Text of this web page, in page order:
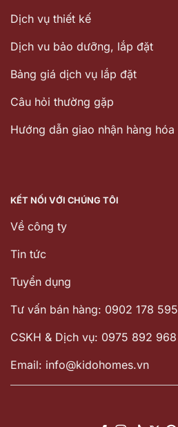
Dịch vụ thiết kế
Dịch vu bảo dưỡng, lắp đặt
Bảng giá dịch vụ lắp đặt
Câu hỏi thường gặp
Hướng dẫn giao nhận hàng hóa
KẾT NỐI VỚI CHÚNG TÔI
Về công ty
Tin tức
Tuyển dụng
Tư vấn bán hàng: 0902 178 595
CSKH & Dịch vụ: 0975 892 968
Email: info@kidohomes.vn